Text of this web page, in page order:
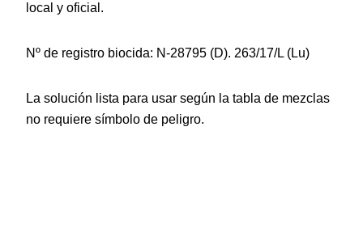
local y oficial.
Nº de registro biocida: N-28795 (D). 263/17/L (Lu)
La solución lista para usar según la tabla de mezclas
no requiere símbolo de peligro.